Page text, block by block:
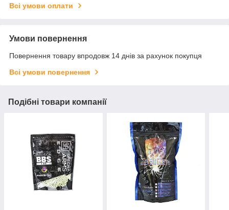
Всі умови оплати
Умови повернення
Повернення товару впродовж 14 днів за рахунок покупця
Всі умови повернення
Подібні товари компанії